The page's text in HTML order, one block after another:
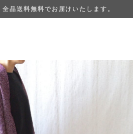
品送料無料でお届けいたします。